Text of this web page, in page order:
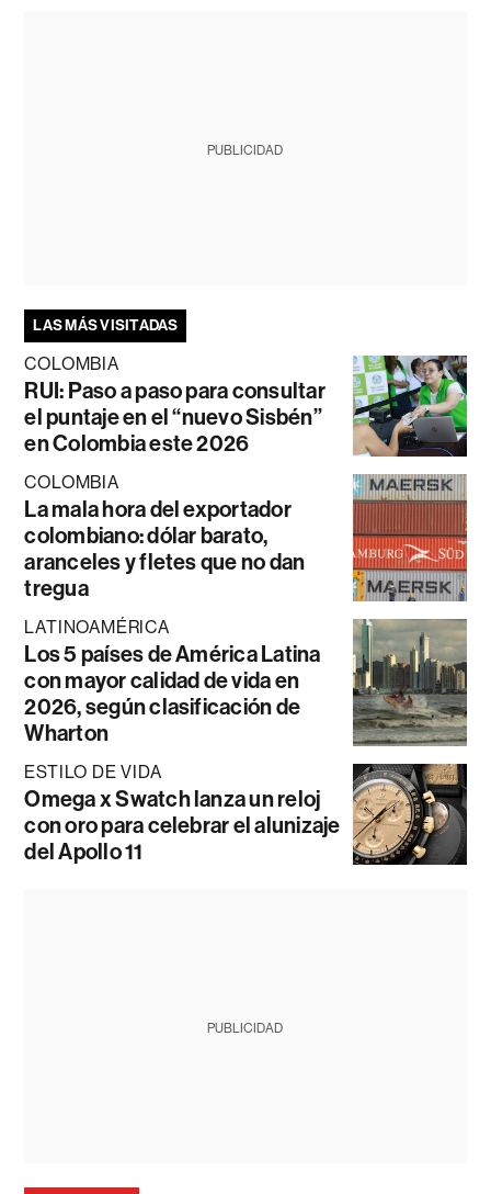
PUBLICIDAD
LAS MÁS VISITADAS
COLOMBIA
RUI: Paso a paso para consultar
el puntaje en el “nuevo Sisbén”
en Colombia este 2026
COLOMBIA
La mala hora del exportador
colombiano: dólar barato,
aranceles y fletes que no dan
tregua
LATINOAMÉRICA
Los 5 países de América Latina
con mayor calidad de vida en
2026, según clasificación de
Wharton
ESTILO DE VIDA
Omega x Swatch lanza un reloj
con oro para celebrar el alunizaje
del Apollo 11
PUBLICIDAD